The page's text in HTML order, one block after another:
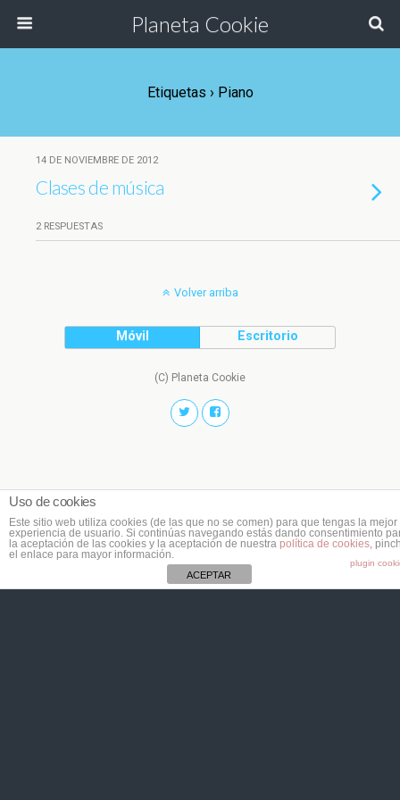
Planeta Cookie
Etiquetas › Piano
14 DE NOVIEMBRE DE 2012
Clases de música
2 RESPUESTAS
Volver arriba
Móvil Escritorio
(C) Planeta Cookie
Uso de cookies
Este sitio web utiliza cookies (de las que no se comen) para que tengas la mejor
experiencia de usuario. Si continúas navegando estás dando consentimiento
la aceptación de las cookies y la aceptación de nuestra política de cookies,
el enlace para mayor información.
plugin
ACEPTAR